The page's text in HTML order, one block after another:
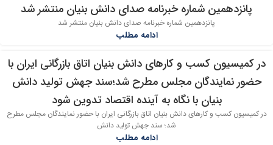
11پانزدهمین شماره خبرنامه صدای دانش بنیان منتشر شد
پانزدهمین شماره خبرنامه صدای دانش بنیان منتشر شد
ادامه مطلب
10
شهریور
در کمیسیون کسب و کارهای دانش بنیان اتاق بازرگانی ایران با
حضور نمایندگان مجلس مطرح شد؛سند جهش تولید دانش
بنیان با نگاه به آینده اقتصاد تدوین شود
در کمیسیون کسب و کارهای دانش بنیان اتاق بازرگانی ایران با حضور نمایندگان مجلس مطرح
شد؛ سند جهش تولید دانش
ادامه مطلب